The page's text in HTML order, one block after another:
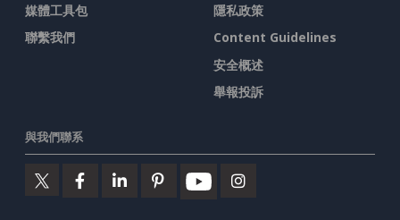
媒體工具包
聯繫我們
隱私政策
Content Guidelines
安全概述
舉報投訴
與我們聯系